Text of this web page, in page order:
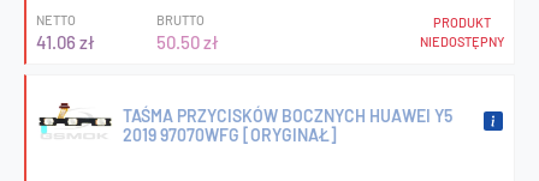
NETTO
41.06 zł
BRUTTO
50.50 zł
PRODUKT
NIEDOSTĘPNY
TAŚMA PRZYCISKÓW BOCZNYCH HUAWEI Y5
2019 97070WFG [ORYGINAŁ]